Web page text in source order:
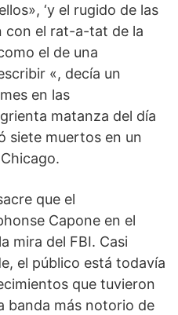
‘y el rugido de las
con el rat-a-tat de la
el de una
«, decía un
en las
matanza del día
siete muertos en un
que el
Capone en el
mira del FBI. Casi
el público está todavía
que tuvieron
banda más notorio de